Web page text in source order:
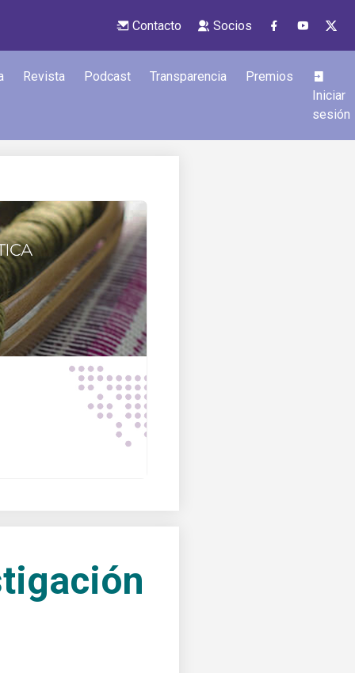
Contacto Socios
Revista Podcast Transparencia
Premios
Iniciar
sesión